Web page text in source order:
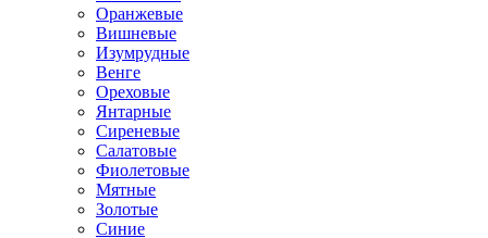
Оранжевые
Вишневые
Изумрудные
Венге
Ореховые
Янтарные
Сиреневые
Салатовые
Фиолетовые
Мятные
Золотые
Синие